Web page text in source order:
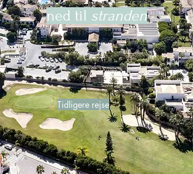
ned til stranden
Tidligere rejse